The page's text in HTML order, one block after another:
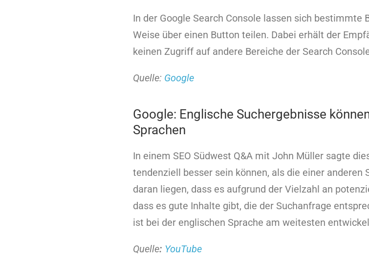
In der Google Search Console lassen sich bestimmte
Weise über einen Button teilen. Dabei erhält der
keinen Zugriff auf andere Bereiche der Search
Quelle: Google
Google: Englische Suchergebnisse
Sprachen
In einem SEO Südwest Q&A mit John Müller sagte
tendenziell besser sein können, als die einer anderen
daran liegen, dass es aufgrund der Vielzahl an
dass es gute Inhalte gibt, die der Suchanfrage
ist bei der englischen Sprache am weitesten
Quelle: YouTube